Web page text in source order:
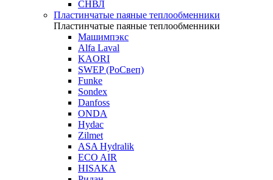
СНВЛ
Пластинчатые паяные теплообменники
Пластинчатые паяные теплообменники
Машимпэкс
Alfa Laval
KAORI
SWEP (РоСвеп)
Funke
Sondex
Danfoss
ONDA
Hydac
Zilmet
ASA Hydralik
ECO AIR
HISAKA